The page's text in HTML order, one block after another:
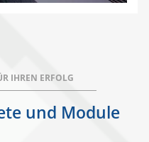
IHREN ERFOLG
und Module